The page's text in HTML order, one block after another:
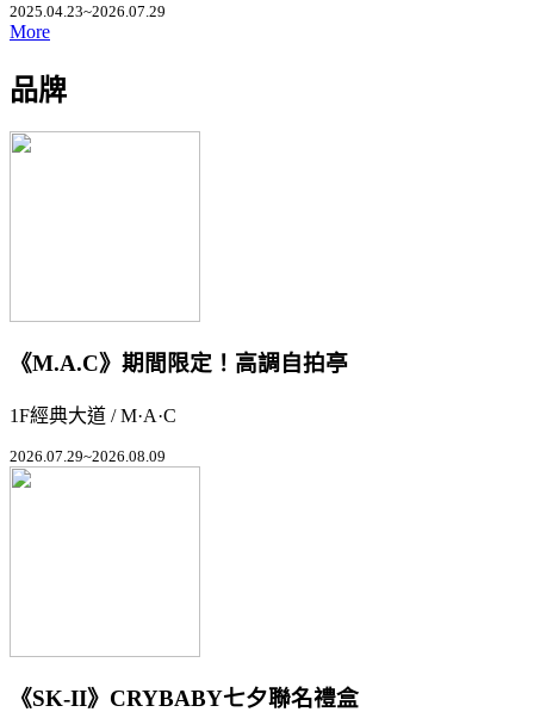
2025.04.23~2026.07.29
More
品牌
《M.A.C》期間限定！高調自拍亭
1F經典大道 / M·A·C
2026.07.29~2026.08.09
《SK-II》CRYBABY七夕聯名禮盒